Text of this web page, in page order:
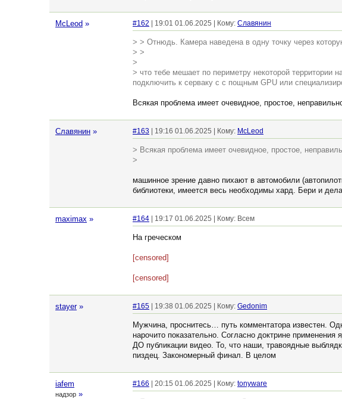
McLeod » #162 | 19:01 01.06.2025 | Кому: Славянин
> > Отнюдь. Камера наведена в одну точку через
> >
>
> что тебе мешает по периметру некоторой территории
подключить к серваку с с пощным GPU или
Всякая проблема имеет очевидное, простое,
Славянин » #163 | 19:16 01.06.2025 | Кому: McLeod
> Всякая проблема имеет очевидное, простое,
>
машинное зрение давно пихают в автомобили
библиотеки, имеется весь необходимы хард. Бери и
maximax » #164 | 19:17 01.06.2025 | Кому: Всем
На греческом
[censored]
[censored]
stayer » #165 | 19:38 01.06.2025 | Кому: Gedonim
Мужчина, проснитесь… путь комментатора известен.
нарочито показательно. Согласно доктрине
ДО публикации видео. То, что наши, травоядные
пиздец. Закономерный финал. В целом
iafem
надзор »
#166 | 20:15 01.06.2025 | Кому: tonyware